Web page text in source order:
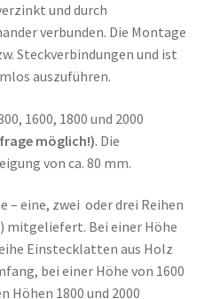
und durch
verbunden. Die Montage
Steckverbindungen und ist
auszuführen.
1600, 1800 und 2000
möglich!). Die
von ca. 80 mm.
– eine, zwei oder drei Reihen
Bei einer Höhe
Einstecklatten aus Holz
bei einer Höhe von 1600
Höhen 1800 und 2000